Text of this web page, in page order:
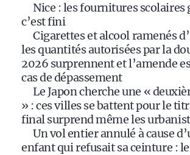
Nice : les fournitures scolaires
c’est fini
Cigarettes et alcool ramenés
les quantités autorisées par la
2026 surprennent et l’amende
cas de dépassement
Le Japon cherche une «
» : ces villes se battent pour le
final surprend même les
Un vol entier annulé à cause
enfant qui refusait sa ceinture :